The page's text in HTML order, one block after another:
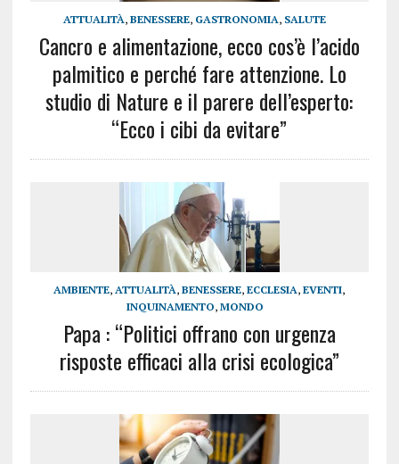
ATTUALITÀ,BENESSERE, GASTRONOMIA, SALUTE
Cancro e alimentazione, ecco cos’è l’acido
palmitico e perché fare attenzione. Lo
studio di Nature e il parere dell’esperto:
“Ecco i cibi da evitare”
AMBIENTE, ATTUALITÀ,BENESSERE,ECCLESIA,EVENTI,
INQUINAMENTO, MONDO
Papa : “Politici offrano con urgenza
risposte efficaci alla crisi ecologica”